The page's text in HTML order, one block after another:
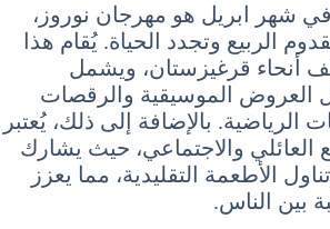
في شهر ابريل هو مهرجان نوروز،
الربيع وتجدد الحياة. يُقام هذا
أنحاء قرغيزستان، ويشمل
العروض الموسيقية والرقصات
الرياضية. بالإضافة إلى ذلك، يُعتبر
العائلي والاجتماعي، حيث يشارك
الأطعمة التقليدية، مما يعزز
بين الناس.